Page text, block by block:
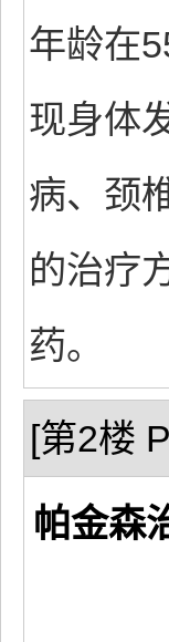
年龄在
现身体
病、颈
的治疗
药。
[第2楼
帕金森